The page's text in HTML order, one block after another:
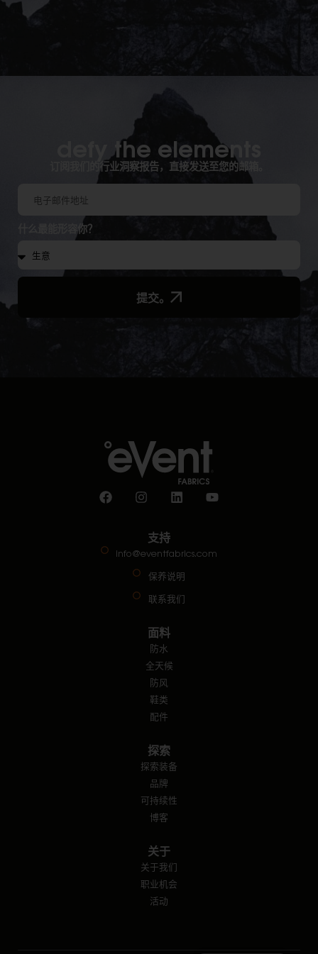
defy the elements​
订阅我们的行业洞察报告，直接发送至您的邮箱。
什么最能形容你？
提交。
支持
info@eventfabrics.com
保养说明
联系我们
面料
防水
全天候
防风
鞋类
配件
探索
探索装备
品牌
可持续性
博客
关于
关于我们
职业机会
活动